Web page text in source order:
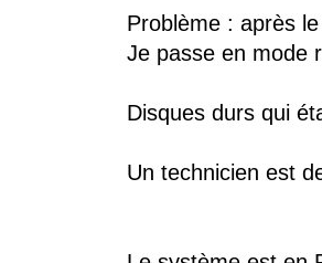
Problème : après
Je passe en mode
Disques durs qui
Un technicien est